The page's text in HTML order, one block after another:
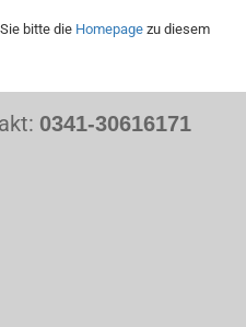
bitte die Homepage zu diesem
0341-30616171